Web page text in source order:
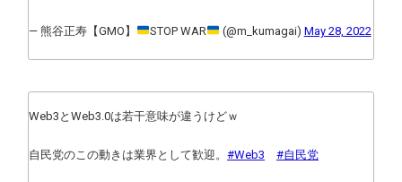
— 熊谷正寿【GMO】 STOP WAR (@m_kumagai) May 28, 2022
Web3とWeb3.0は若干意味が違うけどｗ
自民党のこの動きは業界として歓迎。 #Web3 #自民党